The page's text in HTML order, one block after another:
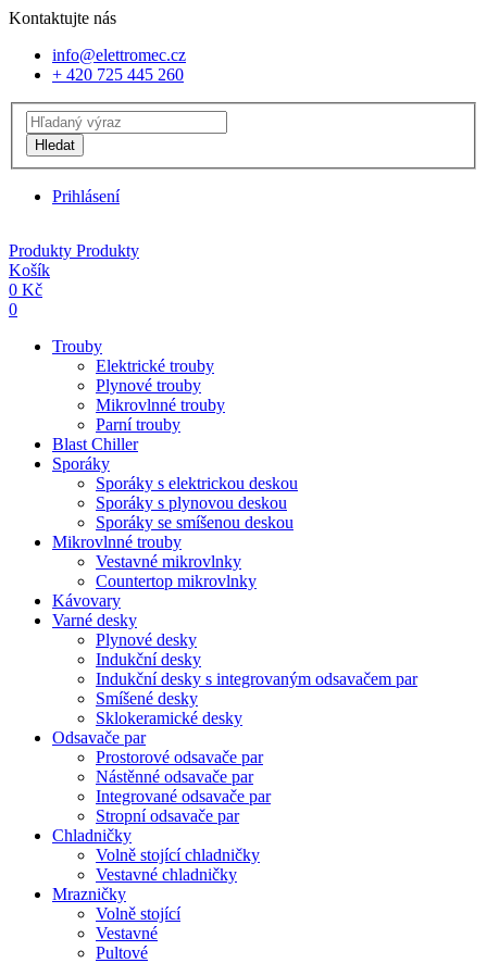
Kontaktujte nás
info@elettromec.cz
+ 420 725 445 260
Hledat
Prihlásení
Produkty Produkty
Košík
0 Kč
0
Trouby
Elektrické trouby
Plynové trouby
Mikrovlnné trouby
Parní trouby
Blast Chiller
Sporáky
Sporáky s elektrickou deskou
Sporáky s plynovou deskou
Sporáky se smíšenou deskou
Mikrovlnné trouby
Vestavné mikrovlnky
Countertop mikrovlnky
Kávovary
Varné desky
Plynové desky
Indukční desky
Indukční desky s integrovaným odsavačem par
Smíšené desky
Sklokeramické desky
Odsavače par
Prostorové odsavače par
Nástěnné odsavače par
Integrované odsavače par
Stropní odsavače par
Chladničky
Volně stojící chladničky
Vestavné chladničky
Mrazničky
Volně stojící
Vestavné
Pultové